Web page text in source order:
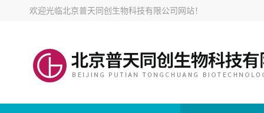
欢迎光临北京普天同创生物科技有限公司网站！